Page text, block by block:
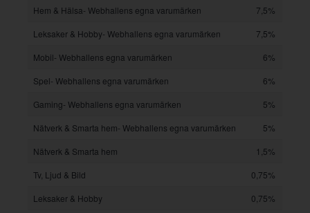
Hem & Hälsa- Webhallens egna varumärken
7,5%
Leksaker & Hobby- Webhallens egna varumärken
7,5%
Mobil- Webhallens egna varumärken
6%
Spel- Webhallens egna varumärken
6%
Gaming- Webhallens egna varumärken
5%
Nätverk & Smarta hem- Webhallens egna varumärken
5%
Nätverk & Smarta hem
1,5%
Tv, Ljud & Bild
0,75%
Leksaker & Hobby
0,75%